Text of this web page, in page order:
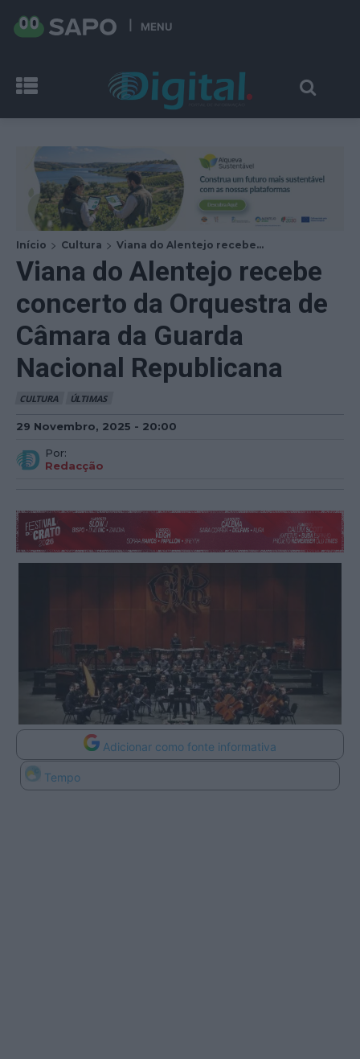
MENU
Início Cultura Viana do Alentejo recebe...
Viana do Alentejo recebe
concerto da Orquestra de
Câmara da Guarda
Nacional Republicana
CULTURA ÚLTIMAS
29 Novembro, 2025 - 20:00
Por:
Redacção
Adicionar como fonte informativa
Tempo